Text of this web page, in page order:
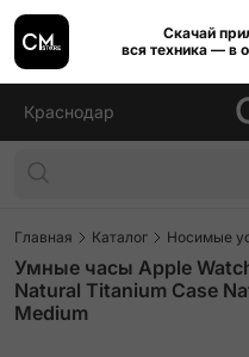
Скачай
вся техника — в
Краснодар
Главная Каталог Носимые
Умные часы Apple
Natural Titanium Case
Medium